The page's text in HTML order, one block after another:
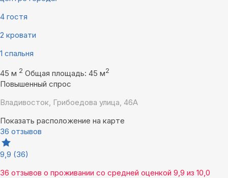
4 гостя
2 кровати
1 спальня
45 м 2 Общая площадь: 45 м2
Повышенный спрос
Владивосток, Грибоедова улица, 46А
Показать расположение на карте
36 отзывов
9,9 (36)
36 отзывов о проживании со средней оценкой 9,9 из 10,0